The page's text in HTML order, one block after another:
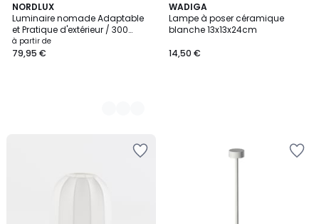
NORDLUX
Luminaire nomade Adaptable
et Pratique d'extérieur / 300
Lumen - en plastique, KETTLE
à partir de
79,95 €
3
Couleurs
WADIGA
Lampe à poser céramique
blanche 13x13x24cm
14,50 €